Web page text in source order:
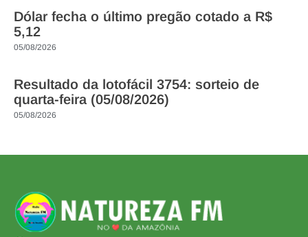
Dólar fecha o último pregão cotado a R$
5,12
05/08/2026
Resultado da lotofácil 3754: sorteio de
quarta-feira (05/08/2026)
05/08/2026